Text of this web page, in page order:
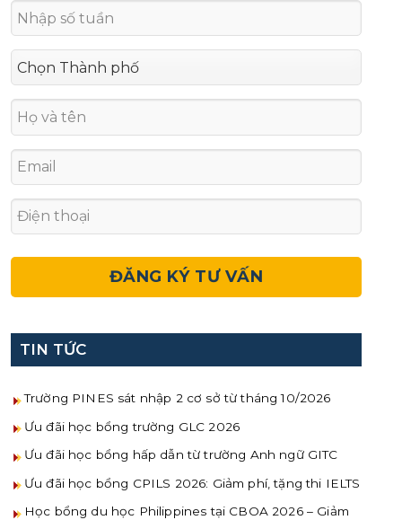
TIN TỨC
Trường PINES sát nhập 2 cơ sở từ tháng 10/2026
Ưu đãi học bổng trường GLC 2026
Ưu đãi học bổng hấp dẫn từ trường Anh ngữ GITC
Ưu đãi học bổng CPILS 2026: Giảm phí, tặng thi IELTS
Học bổng du học Philippines tại CBOA 2026 – Giảm